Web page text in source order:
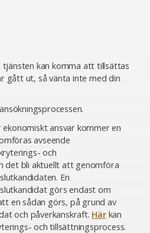
tjänsten kan komma att tillsättas
gått ut, så vänta inte med din
ansvar kommer en
avseende
och
det bli aktuellt att genomföra
En
görs endast om
en sådan görs, på grund av
och påverkanskraft. Härkan
och tillsättningsprocess.